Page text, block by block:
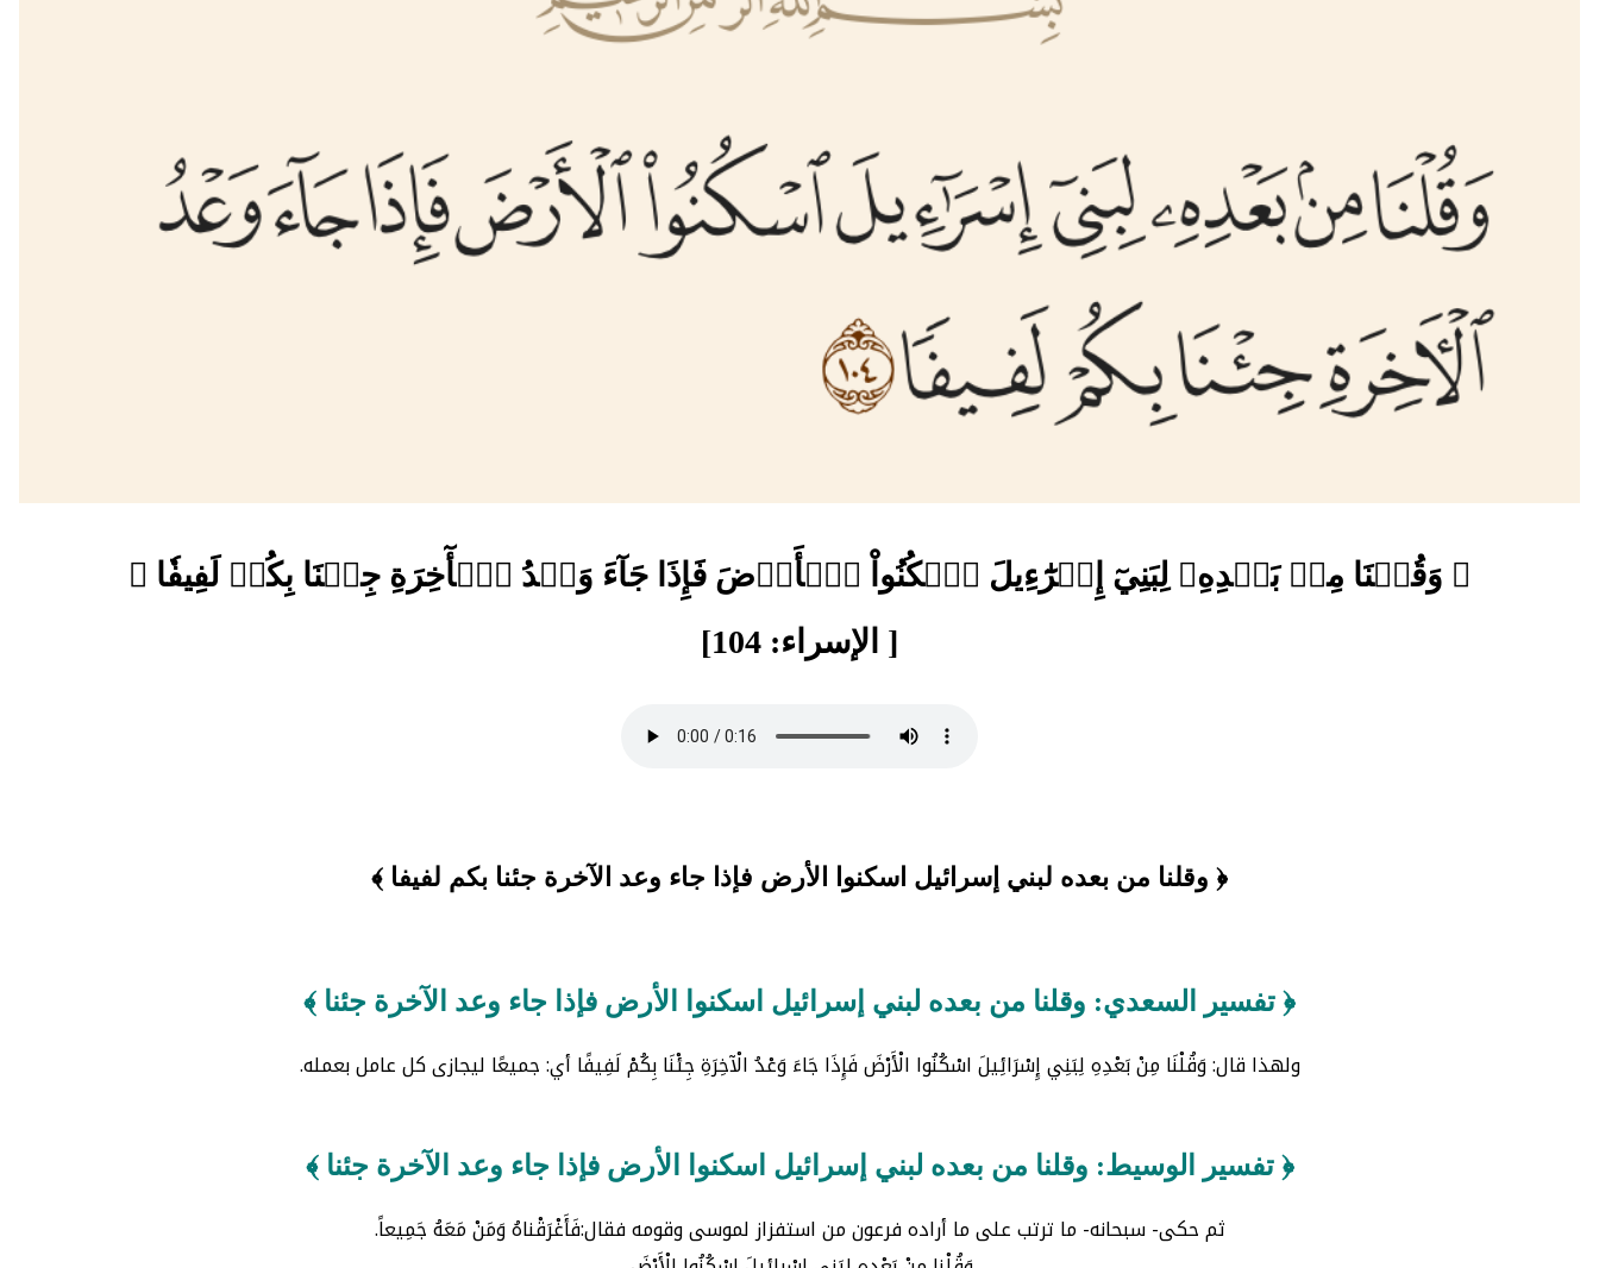
﴿ وَقُلۡنَا مِنۢ بَعۡدِهِۦ لِبَنِيٓ إِسۡرَٰٓءِيلَ ٱسۡكُنُواْ ٱلۡأَرۡضَ فَإِذَا جَآءَ وَعۡدُ ٱلۡأٓخِرَةِ جِئۡنَا بِكُمۡ لَفِيفٗا ﴾
[ الإسراء: 104]
﴿ وقلنا من بعده لبني إسرائيل اسكنوا الأرض فإذا جاء وعد الآخرة جئنا بكم لفيفا ﴾
﴿ تفسير السعدي: وقلنا من بعده لبني إسرائيل اسكنوا الأرض فإذا جاء وعد الآخرة جئنا ﴾
ولهذا قال: وَقُلْنَا مِنْ بَعْدِهِ لِبَنِي إِسْرَائِيلَ اسْكُنُوا الْأَرْضَ فَإِذَا جَاءَ وَعْدُ الْآخِرَةِ جِئْنَا بِكُمْ لَفِيفًا أي: جميعًا ليجازى كل عامل بعمله.
﴿ تفسير الوسيط: وقلنا من بعده لبني إسرائيل اسكنوا الأرض فإذا جاء وعد الآخرة جئنا ﴾
ثم حكى- سبحانه- ما ترتب على ما أراده فرعون من استفزاز لموسى وقومه فقال:فَأَغْرَقْناهُ وَمَنْ مَعَهُ جَمِيعاً.